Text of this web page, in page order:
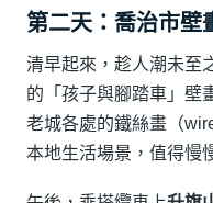
第二天：喬治市壁
清早起來，趁人潮未至
的「孩子與腳踏車」壁
老城各處的鐵絲畫（
本地生活場景，值得慢